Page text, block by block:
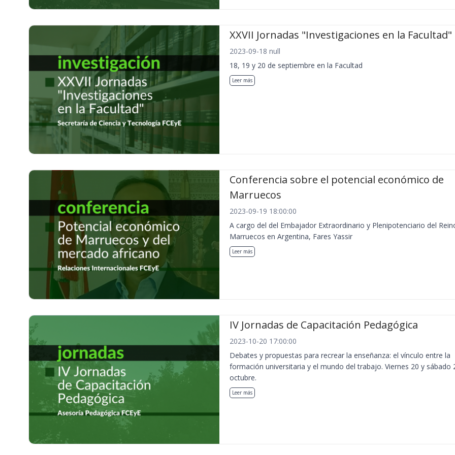
XXVII Jornadas "Investigaciones en la Facultad"
2023-09-18 null
18, 19 y 20 de septiembre en la Facultad
Leer más
Conferencia sobre el potencial económico de
Marruecos
2023-09-19 18:00:00
A cargo del del Embajador Extraordinario y Plenipotenciario del
Marruecos en Argentina, Fares Yassir
Leer más
IV Jornadas de Capacitación Pedagógica
2023-10-20 17:00:00
Debates y propuestas para recrear la enseñanza: el vínculo entre la
formación universitaria y el mundo del trabajo. Viernes 20 y sábado
octubre.
Leer más